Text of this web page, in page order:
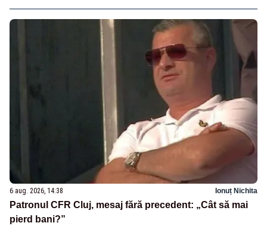
6 aug. 2026, 14:38 Ionuț Nichita
Patronul CFR Cluj, mesaj fără precedent: „Cât să mai
pierd bani?”